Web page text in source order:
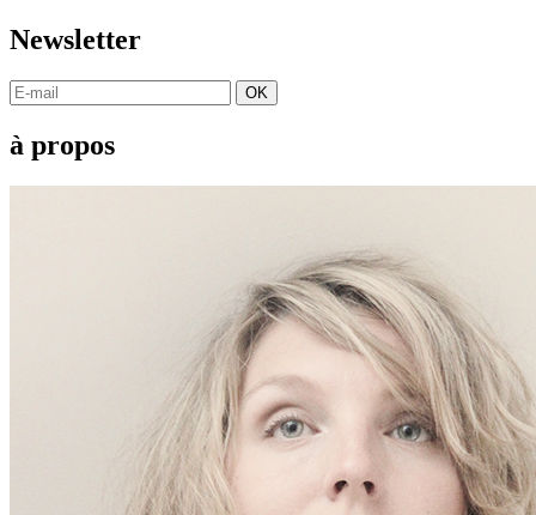
Newsletter
OK
à propos